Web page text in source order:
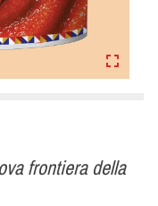
frontiera della